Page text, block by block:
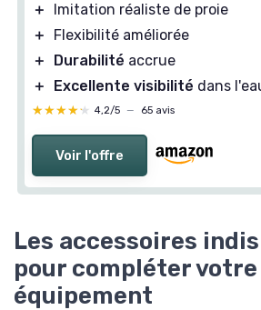
＋
Imitation réaliste de proie
＋
Flexibilité améliorée
＋
Durabilité accrue
＋
Excellente visibilité dans
★★★★★
★★★★★ 4,2/5 — 65 avis
Voir l'offre
Les accessoires
pour compléter votre
équipement